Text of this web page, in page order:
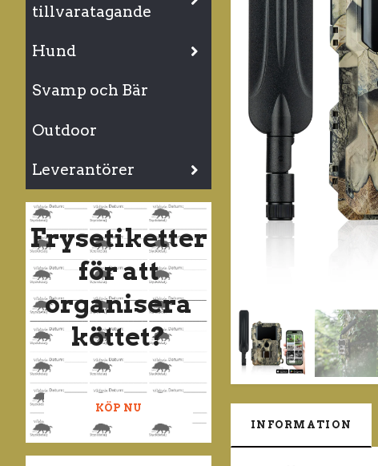
tillvaratagande
Hund
Svamp och Bär
Outdoor
Leverantörer
Frysetiketter
för att
organisera
köttet?
KÖP NU
INFORMATION